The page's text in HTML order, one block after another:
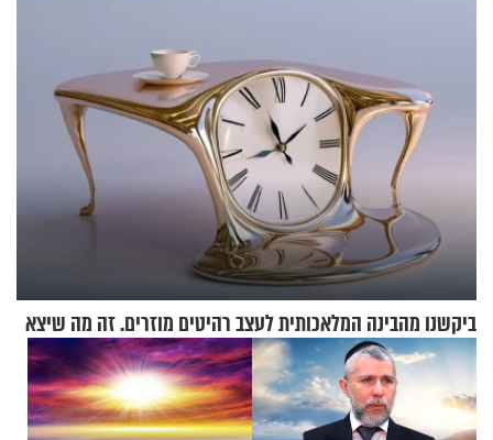
ביקשנו מהבינה המלאכותית לעצב רהיטים מוזרים. זה מה שיצא